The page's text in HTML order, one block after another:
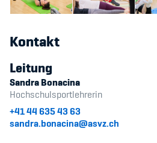
Kontakt
Leitung
Sandra Bonacina
Hochschulsportlehrerin
+41 44 635 43 63
sandra.bonacina@asvz.ch